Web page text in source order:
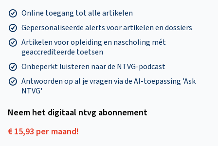
Online toegang tot alle artikelen
Gepersonaliseerde alerts voor artikelen en dossiers
Artikelen voor opleiding en nascholing mét
geaccrediteerde toetsen
Onbeperkt luisteren naar de NTVG-podcast
Antwoorden op al je vragen via de AI-toepassing 'Ask
NTVG'
Neem het digitaal ntvg abonnement
€ 15,93 per maand!